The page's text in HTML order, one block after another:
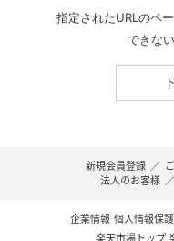
指定されたURLのペ
できな
新規会員登録 ／
法人のお客様 ／
企業情報 個人情報保
楽天市場トップ